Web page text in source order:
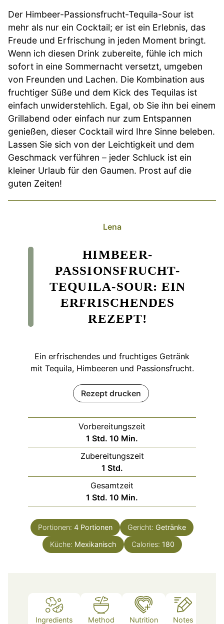
Der Himbeer-Passionsfrucht-Tequila-Sour ist
mehr als nur ein Cocktail; er ist ein Erlebnis, das
Freude und Erfrischung in jeden Moment bringt.
Wenn ich diesen Drink zubereite, fühle ich mich
sofort in eine Sommernacht versetzt, umgeben
von Freunden und Lachen. Die Kombination aus
fruchtiger Süße und dem Kick des Tequilas ist
einfach unwiderstehlich. Egal, ob Sie ihn bei einem
Grillabend oder einfach nur zum Entspannen
genießen, dieser Cocktail wird Ihre Sinne beleben.
Lassen Sie sich von der Leichtigkeit und dem
Geschmack verführen – jeder Schluck ist ein
kleiner Urlaub für den Gaumen. Prost auf die
guten Zeiten!
Lena
HIMBEER-
PASSIONSFRUCHT-
TEQUILA-SOUR: EIN
ERFRISCHENDES
REZEPT!
Ein erfrischendes und fruchtiges Getränk
mit Tequila, Himbeeren und Passionsfrucht.
Rezept drucken
Vorbereitungszeit
1 Stunde
Std. 10 Minuten
Min.
Zubereitungszeit
1 Stunde
Std.
Gesamtzeit
1 Stunde
Std. 10 Minuten
Min.
Portionen: 4 Portionen Gericht: Getränke
Küche: Mexikanisch Calories: 180
Ingredients Method Nutrition Notes